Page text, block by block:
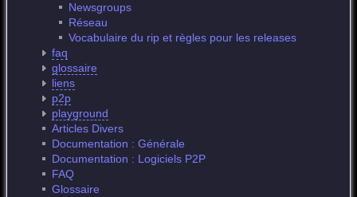
Newsgroups
Réseau
Vocabulaire du rip et règles pour les releases
faq
glossaire
liens
p2p
playground
Articles Divers
Documentation : Générale
Documentation : Logiciels P2P
FAQ
Glossaire